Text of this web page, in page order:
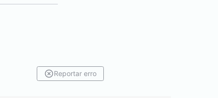
Reportar erro